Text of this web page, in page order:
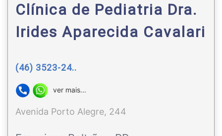
Clínica de Pediatria Dra.
Irides Aparecida Cavalari
(46) 3523-24..
ver mais...
Avenida Porto Alegre, 244